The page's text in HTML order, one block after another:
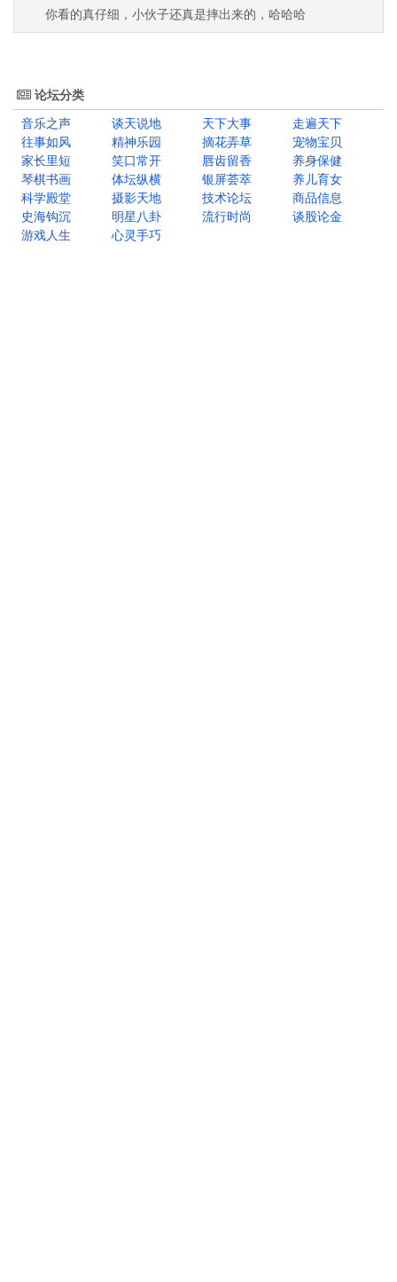
你看的真仔细，小伙子还真是摔出来的，哈哈哈
论坛分类
音乐之声
谈天说地 天下大事
走遍天下
往事如风
精神乐园 摘花弄草
宠物宝贝
家长里短
笑口常开 唇齿留香
养身保健
琴棋书画
体坛纵横 银屏荟萃
养儿育女
科学殿堂
摄影天地 技术论坛
商品信息
史海钩沉
明星八卦 流行时尚
谈股论金
游戏人生
心灵手巧